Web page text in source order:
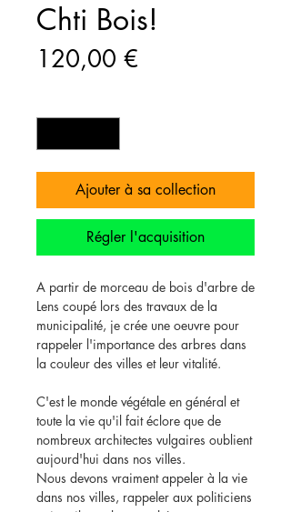
Chti Bois!
120,00 €
Ajouter à sa collection
Régler l'acquisition
A partir de morceau de bois d'arbre de
Lens coupé lors des travaux de la
municipalité, je crée une oeuvre pour
rappeler l'importance des arbres dans
la couleur des villes et leur vitalité.
C'est le monde végétale en général et
toute la vie qu'il fait éclore que de
nombreux architectes vulgaires oublient
aujourd'hui dans nos villes.
Nous devons vraiment appeler à la vie
dans nos villes, rappeler aux politiciens